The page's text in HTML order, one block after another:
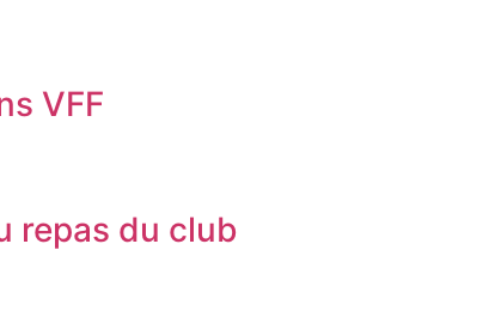
VFF
repas du club